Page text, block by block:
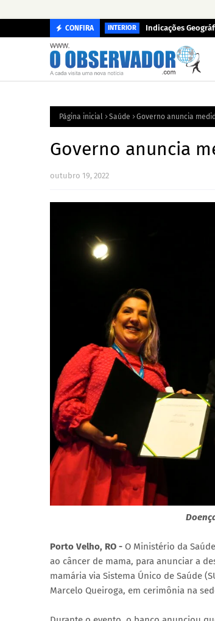
CONFIRA INTERIOR Indicações
Página inicial Saúde Governo anuncia
Governo anuncia
outubro 19, 2022
Porto Velho, RO - O Ministério da
ao câncer de mama, para anunciar a
mamária via Sistema Único de Saúde
Marcelo Queiroga, em cerimônia na